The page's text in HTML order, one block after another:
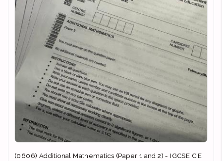
(0606) Additional Mathematics (Paper 1 and 2) - IGCSE CIE